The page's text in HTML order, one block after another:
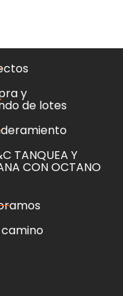
y
de lotes
TANQUEA Y
CON OCTANO
camino